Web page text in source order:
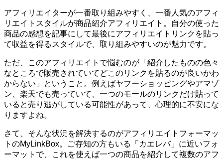
アフィリエイターが一番取り組みやすく、一番人気のアフィ
リエイトスタイルが商品紹介アフィリエイト。自分の使った
商品の感想を記事にして最後にアフィリエイトリンクを貼っ
て収益を得るスタイルで、取り組みやすいのが魅力です。
ただ、このアフィリエイトで悩むのが「紹介したものの色々
なところで販売されていてどこのリンクを貼るのが良いかわ
からない」ということ。例えばヤフーショッピングやアマゾ
ン、楽天でも売っていて、一つのモールのリンクだけ貼って
いると売り逃がしている可能性があって、心理的に不安にな
りますよね。
さて、そんな状況を解決するのがアフィリエイトフォーマッ
トのMyLinkBox。ご存知の方もいる「カエレバ」に近いフォ
ーマットで、これを使えば一つの商品を紹介して複数のアフ